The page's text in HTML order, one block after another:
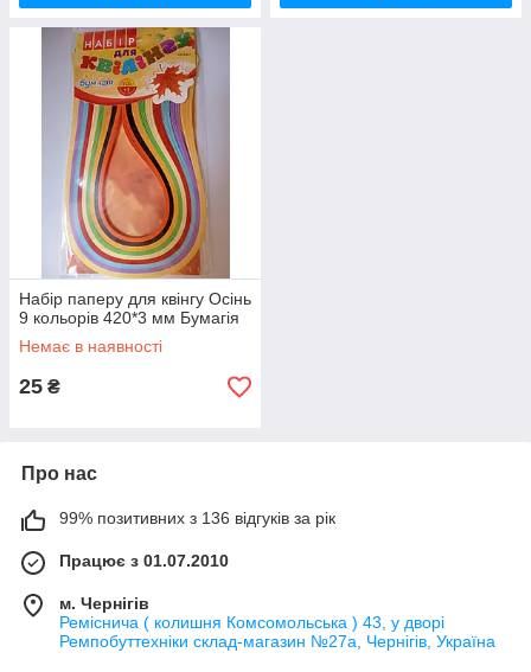
Набір паперу для квінгу Осінь
9 кольорів 420*3 мм Бумагія
Немає в наявності
25 ₴
Про нас
99% позитивних з 136 відгуків за рік
Працює з 01.07.2010
м. Чернігів
Реміснича ( колишня Комсомольська ) 43, у дворі
Ремпобуттехніки склад-магазин №27a, Чернігів, Україна